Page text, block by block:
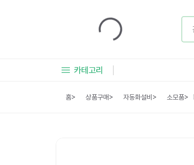
카테고리
홈> 상품구매> 자동화설비 > 소모품>